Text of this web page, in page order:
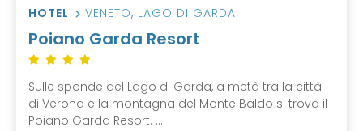
HOTEL VENETO, LAGO DI GARDA
Poiano Garda Resort
Sulle sponde del Lago di Garda, a metà tra la città
di Verona e la montagna del Monte Baldo si trova il
Poiano Garda Resort. ...